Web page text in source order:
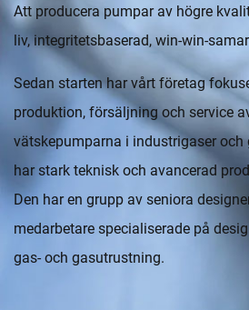
Att producera pumpar av högre
liv, integritetsbaserad, win-win-
Sedan starten har vårt företag
produktion, försäljning och service
vätskepumparna i industrigaser och
har stark teknisk och avancerad
Den har en grupp av seniora
medarbetare specialiserade på
gas- och gasutrustning.